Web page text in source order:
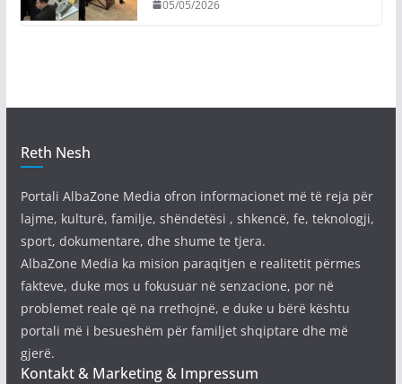
05/05/2026
Reth Nesh
Portali AlbaZone Media ofron informacionet më të reja për
lajme, kulturë, familje, shëndetësi , shkencë, fe, teknologji,
sport, dokumentare, dhe shume te tjera.
AlbaZone Media ka mision paraqitjen e realitetit përmes
fakteve, duke mos u fokusuar në senzacione, por në
problemet reale që na rrethojnë, e duke u bërë kështu
portali më i besueshëm për familjet shqiptare dhe më
gjerë.
Kontakt & Marketing & Impressum